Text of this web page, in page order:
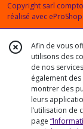
Copyright sarl
réalisé avec
Afin de vous
utilisons des
de nos
également
montrer des
leurs
l’utilisation de
page